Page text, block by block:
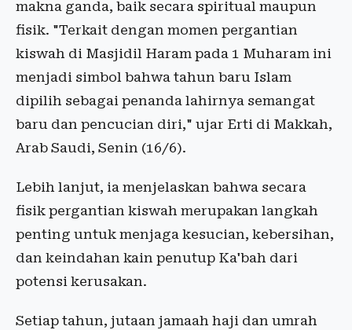
makna ganda, baik secara spiritual maupun
fisik. "Terkait dengan momen pergantian
kiswah di Masjidil Haram pada 1 Muharam ini
menjadi simbol bahwa tahun baru Islam
dipilih sebagai penanda lahirnya semangat
baru dan pencucian diri," ujar Erti di Makkah,
Arab Saudi, Senin (16/6).
Lebih lanjut, ia menjelaskan bahwa secara
fisik pergantian kiswah merupakan langkah
penting untuk menjaga kesucian, kebersihan,
dan keindahan kain penutup Ka'bah dari
potensi kerusakan.
Setiap tahun, jutaan jamaah haji dan umrah